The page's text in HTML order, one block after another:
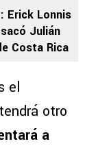
Erick Lonnis
Julián
Costa Rica
el
otro
a